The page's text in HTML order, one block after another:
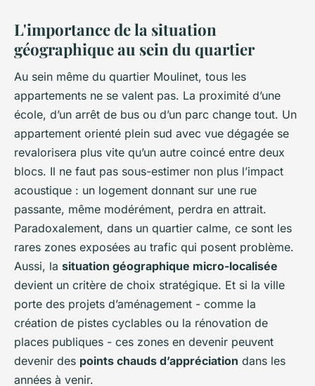
L'importance de la situation
géographique au sein du quartier
Au sein même du quartier Moulinet, tous les
appartements ne se valent pas. La proximité d’une
école, d’un arrêt de bus ou d’un parc change tout. Un
appartement orienté plein sud avec vue dégagée se
revalorisera plus vite qu’un autre coincé entre deux
blocs. Il ne faut pas sous-estimer non plus l’impact
acoustique : un logement donnant sur une rue
passante, même modérément, perdra en attrait.
Paradoxalement, dans un quartier calme, ce sont les
rares zones exposées au trafic qui posent problème.
Aussi, la situation géographique micro-localisée
devient un critère de choix stratégique. Et si la ville
porte des projets d’aménagement - comme la
création de pistes cyclables ou la rénovation de
places publiques - ces zones en devenir peuvent
devenir des points chauds d’appréciation dans les
années à venir.